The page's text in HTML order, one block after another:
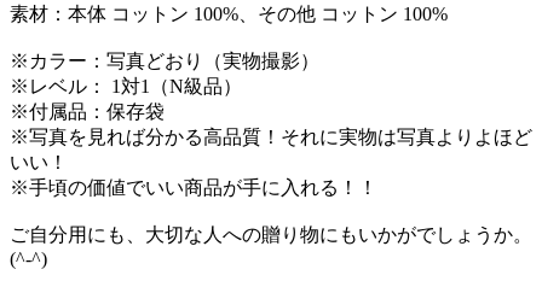
素材：本体 コットン 100%、その他 コットン 100%
※カラー：写真どおり（実物撮影）
※レベル： 1対1（N級品）
※付属品：保存袋
※写真を見れば分かる高品質！それに実物は写真よりよほど
いい！
※手頃の価値でいい商品が手に入れる！！
ご自分用にも、大切な人への贈り物にもいかがでしょうか。
(^-^)